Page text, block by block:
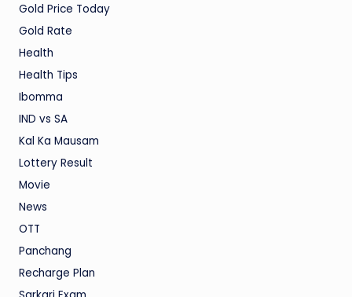
Gold Price Today
Gold Rate
Health
Health Tips
Ibomma
IND vs SA
Kal Ka Mausam
Lottery Result
Movie
News
OTT
Panchang
Recharge Plan